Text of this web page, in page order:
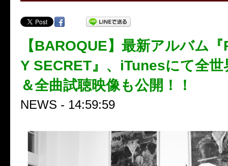
【BAROQUE】最新アルバム
Y SECRET』、iTunesにて全世
＆全曲試聴映像も公開！！
NEWS - 14:59:59